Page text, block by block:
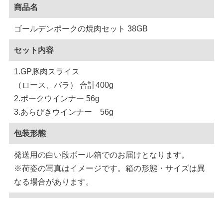
商品名
ゴールデンポークの焼肉セット 38GB
セット内容
1.GP豚肉スライス
（ロース、バラ） 合計400g
2.ポークウインナー 56g
3.あらびきウインナー 56g
包装形態
発送用の白い段ボール箱でのお届けとなります。
※荷姿の写真はイメージです。箱の形態・サイズは異
なる場合があります。